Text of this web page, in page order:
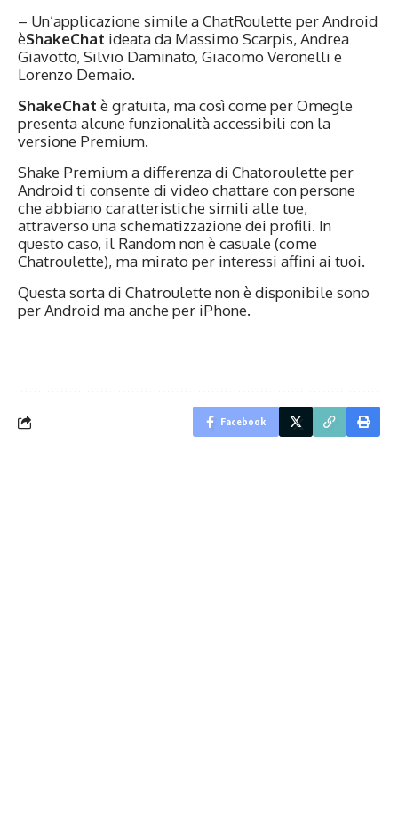
– Un’applicazione simile a ChatRoulette per Android
èShakeChat ideata da Massimo Scarpis, Andrea
Giavotto, Silvio Daminato, Giacomo Veronelli e
Lorenzo Demaio.
ShakeChat è gratuita, ma così come per Omegle
presenta alcune funzionalità accessibili con la
versione Premium.
Shake Premium a differenza di Chatoroulette per
Android ti consente di video chattare con persone
che abbiano caratteristiche simili alle tue,
attraverso una schematizzazione dei profili. In
questo caso, il Random non è casuale (come
Chatroulette), ma mirato per interessi affini ai tuoi.
Questa sorta di Chatroulette non è disponibile sono
per Android ma anche per iPhone.
Facebook